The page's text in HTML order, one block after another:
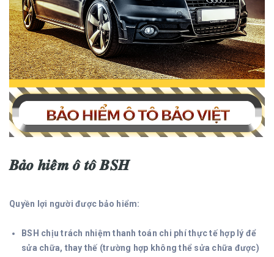
𝑩𝒂̉𝒐 𝒉𝒊𝒆̂̉𝒎 𝒐̂ 𝒕𝒐̂ 𝑩𝑺𝑯
Quyền lợi người được bảo hiểm:
BSH chịu trách nhiệm thanh toán chi phí thực tế hợp lý để
sửa chữa, thay thế (trường hợp không thể sửa chữa được)